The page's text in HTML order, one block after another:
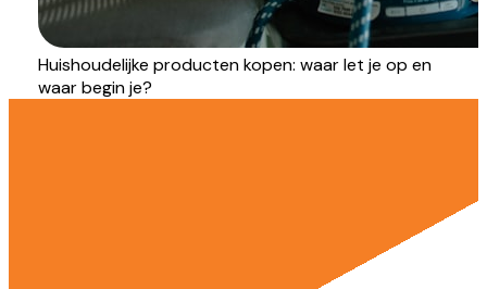
Huishoudelijke producten kopen: waar let je op en
waar begin je?